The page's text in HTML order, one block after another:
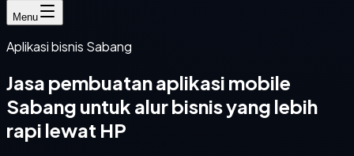
Menu
Aplikasi bisnis Sabang
Jasa pembuatan aplikasi mobile
Sabang untuk alur bisnis yang lebih
rapi lewat HP